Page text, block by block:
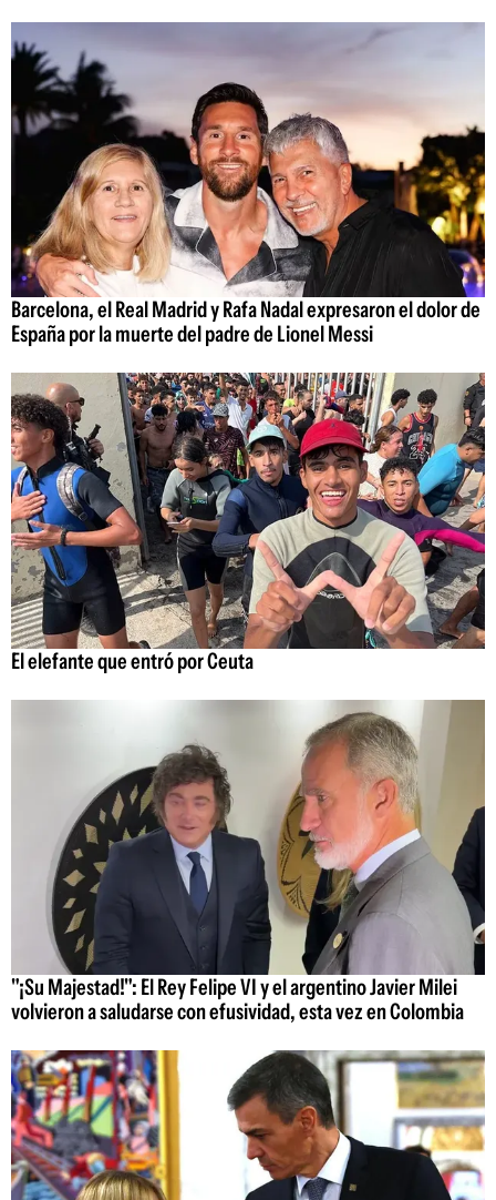
Barcelona, el Real Madrid y Rafa Nadal expresaron el dolor de
España por la muerte del padre de Lionel Messi
El elefante que entró por Ceuta
"¡Su Majestad!": El Rey Felipe VI y el argentino Javier Milei
volvieron a saludarse con efusividad, esta vez en Colombia